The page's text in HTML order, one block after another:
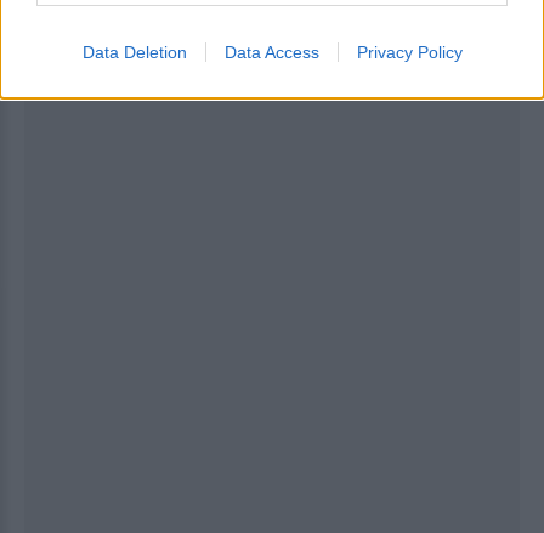
Data Deletion Data Access Privacy Policy